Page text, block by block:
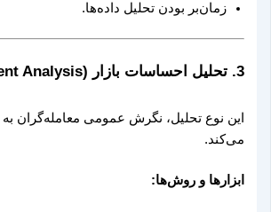
زمان‌بر بودن تحلیل داده‌ها.
3. تحلیل احساسات بازار (Sentiment Analysis)
این نوع تحلیل، نگرش عمومی معامله‌گران به
می‌کند.
ابزارها و روش‌ها: